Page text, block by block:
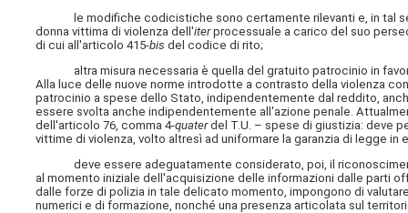
le modifiche codicistiche sono certamente rilevanti e, in tal
donna vittima di violenza dell'iterprocessuale a carico del suo
di cui all'articolo 415-bis del codice di rito;
altra misura necessaria è quella del gratuito patrocinio in
Alla luce delle nuove norme introdotte a contrasto della violenza
patrocinio a spese dello Stato, indipendentemente dal reddito,
essere svolta anche indipendentemente all'azione penale.
dell'articolo 76, comma 4-quaterdel T.U. – spese di giustizia: deve
vittime di violenza, volto altresì ad uniformare la garanzia di legge in
deve essere adeguatamente considerato, poi, il
al momento iniziale dell'acquisizione delle informazioni dalle parti
dalle forze di polizia in tale delicato momento, impongono di
numerici e di formazione, nonché una presenza articolata sul